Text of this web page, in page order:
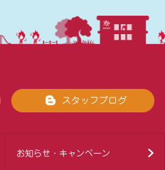
スタッフブログ
お知らせ・キャンペーン